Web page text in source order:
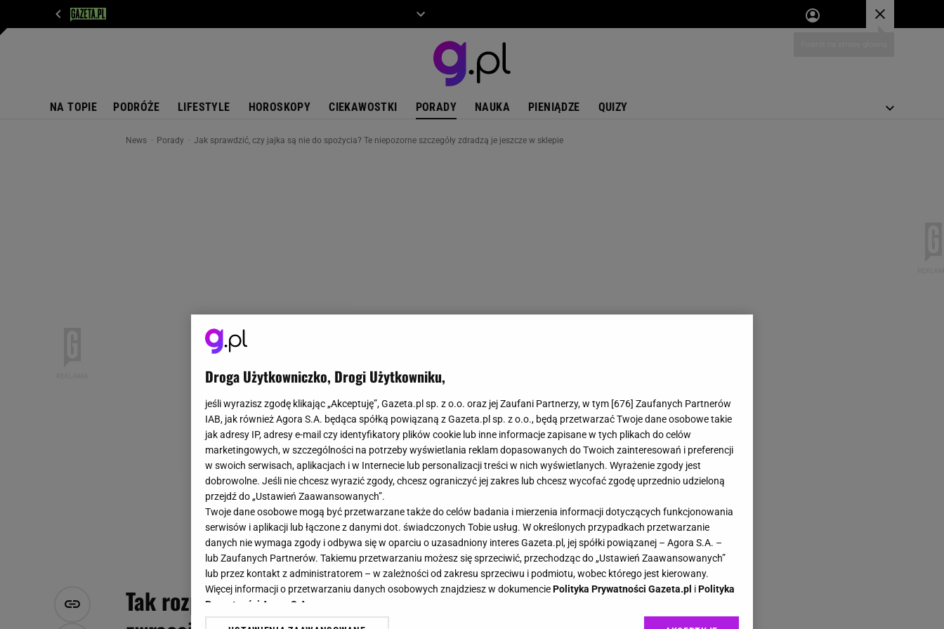
NA TOPIE PODRÓŻE LIFESTYLE HOROSKOPY CIEKAWOSTKI PORADY NAUKA PIENIĄDZE QUIZY
News Porady Jak sprawdzić, czy jajka są nie do spożycia? Te niepozorne szczegóły zdradzą je jeszcze w sklepie
Tak rozpoznasz nieświeże jajka jeszcze w sklepie. Zawsze
Droga Użytkowniczko, Drogi Użytkowniku,
jeśli wyrazisz zgodę klikając „Akceptuję”, Gazeta.pl sp. z o.o. oraz jej Zaufani Partnerzy, w tym [676] Zaufanych Partnerów
IAB, jak również Agora S.A. będąca spółką powiązaną z Gazeta.pl sp. z o.o., będą przetwarzać Twoje dane osobowe takie
jak adresy IP, adresy e-mail czy identyfikatory plików cookie lub inne informacje zapisane w tych plikach do celów
marketingowych, w szczególności na potrzeby wyświetlania reklam dopasowanych do Twoich zainteresowań i preferencji
w swoich serwisach, aplikacjach i w Internecie lub personalizacji treści w nich wyświetlanych. Wyrażenie zgody jest
dobrowolne. Jeśli nie chcesz wyrazić zgody, chcesz ograniczyć jej zakres lub chcesz wycofać zgodę uprzednio udzieloną
przejdź do „Ustawień Zaawansowanych”.
Twoje dane osobowe mogą być przetwarzane także do celów badania i mierzenia informacji dotyczących funkcjonowania
serwisów i aplikacji lub łączone z danymi dot. świadczonych Tobie usług. W określonych przypadkach przetwarzanie
danych nie wymaga zgody i odbywa się w oparciu o uzasadniony interes Gazeta.pl, jej spółki powiązanej – Agora S.A. –
lub Zaufanych Partnerów. Takiemu przetwarzaniu możesz się sprzeciwić, przechodząc do „Ustawień Zaawansowanych”
lub przez kontakt z administratorem – w zależności od zakresu sprzeciwu i podmiotu, wobec którego jest kierowany.
Więcej informacji o przetwarzaniu danych osobowych znajdziesz w dokumenciePolityka Prywatności Gazeta.pl iPolityka
Prywatności Agora S.A.